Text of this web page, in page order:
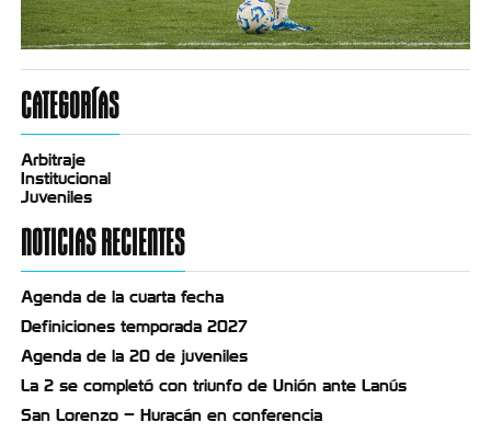
CATEGORÍAS
Arbitraje
Institucional
Juveniles
NOTICIAS RECIENTES
Agenda de la cuarta fecha
Definiciones temporada 2027
Agenda de la 20 de juveniles
La 2 se completó con triunfo de Unión ante Lanús
San Lorenzo – Huracán en conferencia